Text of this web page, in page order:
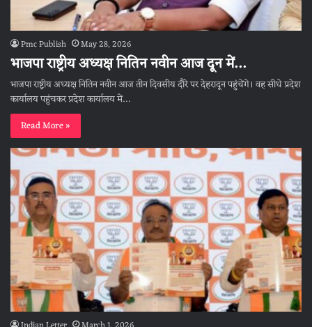
Pmc Publish May 28, 2026
भाजपा राष्ट्रीय अध्यक्ष नितिन नवीन आज दून में…
भाजपा राष्ट्रीय अध्यक्ष नितिन नवीन आज तीन दिवसीय दौरे पर देहरादून पहुंचेंगे। वह सीधे प्रदेश
कार्यालय पहुंचकर प्रदेश कार्यालय में…
Read More »